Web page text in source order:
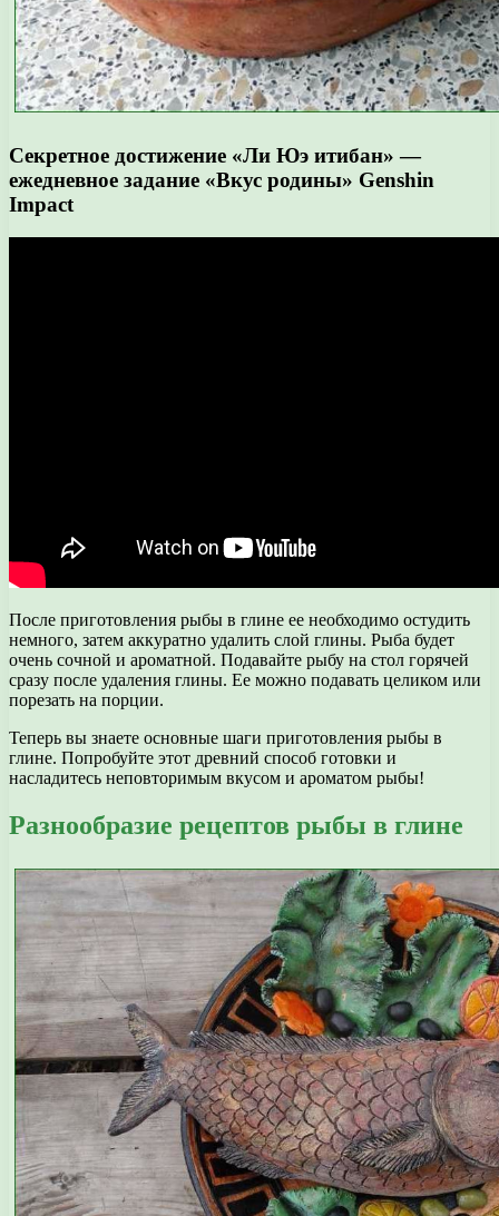
Секретное достижение «Ли Юэ итибан» —
ежедневное задание «Вкус родины» Genshin
Impact
После приготовления рыбы в глине ее необходимо остудить
немного, затем аккуратно удалить слой глины. Рыба будет
очень сочной и ароматной. Подавайте рыбу на стол горячей
сразу после удаления глины. Ее можно подавать целиком или
порезать на порции.
Теперь вы знаете основные шаги приготовления рыбы в
глине. Попробуйте этот древний способ готовки и
насладитесь неповторимым вкусом и ароматом рыбы!
Разнообразие рецептов рыбы в глине